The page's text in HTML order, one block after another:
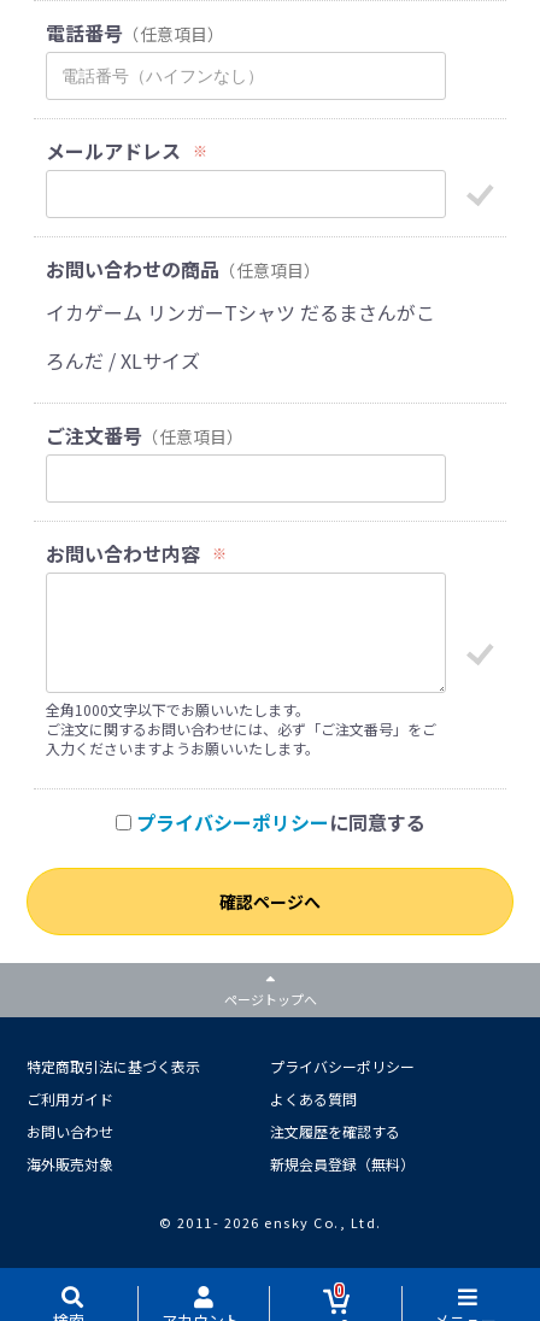
電話番号 （任意項目）
メールアドレス ※
お問い合わせの商品 （任意項目）
イカゲーム リンガーTシャツ だるまさんがこ
ろんだ / XLサイズ
ご注文番号 （任意項目）
お問い合わせ内容 ※
全角1000文字以下でお願いいたします。
ご注文に関するお問い合わせには、必ず「ご注文番号」をご
入力くださいますようお願いいたします。
プライバシーポリシーに同意する
確認ページへ
0
ページトップへ
特定商取引法に基づく表示
プライバシーポリシー
ご利用ガイド
よくある質問
お問い合わせ
注文履歴を確認する
海外販売対象
新規会員登録（無料）
© 2011- 2026 ensky Co., Ltd.